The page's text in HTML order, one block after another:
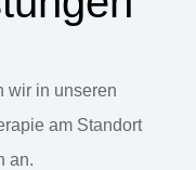
wir in unseren
am Standort
an.